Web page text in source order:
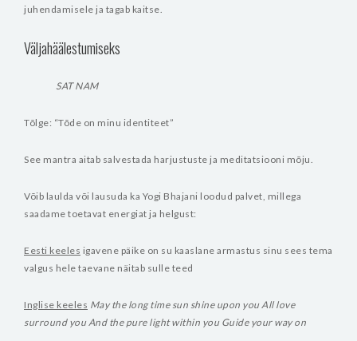
juhendamisele ja tagab kaitse.
Väljahäälestumiseks
SAT NAM
Tõlge: “Tõde on minu identiteet”
See mantra aitab salvestada harjustuste ja meditatsiooni mõju.
Võib laulda või lausuda ka Yogi Bhajani loodud palvet, millega
saadame toetavat energiat ja helgust:
Eesti keeles igavene päike on su kaaslane armastus sinu sees tema
valgus hele taevane näitab sulle teed
Inglise keeles May the long time sun shine upon youAll love
surround you And the pure light within you Guide your way on